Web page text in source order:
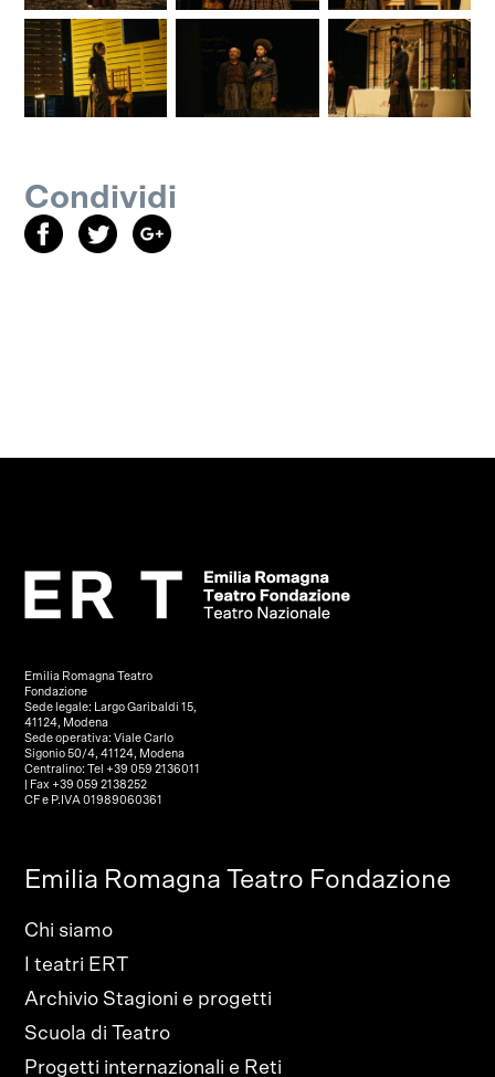
Condividi
Emilia Romagna Teatro
Fondazione
Sede legale: Largo Garibaldi 15,
41124, Modena
Sede operativa: Viale Carlo
Sigonio 50/4, 41124, Modena
Centralino: Tel +39 059 2136011
| Fax +39 059 2138252
CF e P.IVA 01989060361
Emilia Romagna Teatro Fondazione
Chi siamo
I teatri ERT
Archivio Stagioni e progetti
Scuola di Teatro
Progetti internazionali e Reti